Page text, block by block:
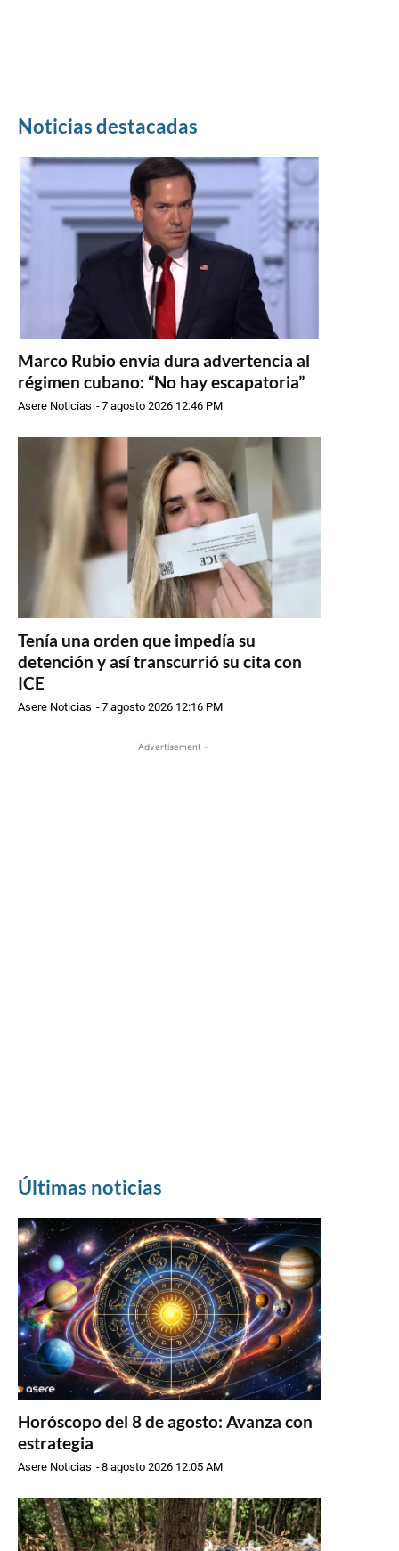
Noticias destacadas
Marco Rubio envía dura advertencia al
régimen cubano: “No hay escapatoria”
Asere Noticias -7 agosto 2026 12:46 PM
Tenía una orden que impedía su
detención y así transcurrió su cita con
ICE
Asere Noticias -7 agosto 2026 12:16 PM
- Advertisement -
Últimas noticias
Horóscopo del 8 de agosto: Avanza con
estrategia
Asere Noticias -8 agosto 2026 12:05 AM